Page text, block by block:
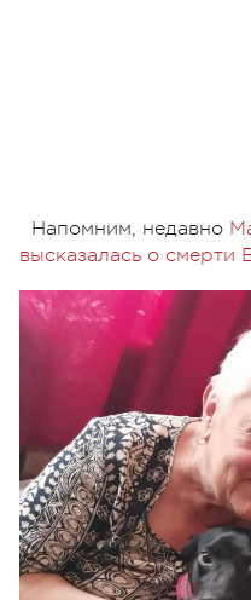
Напомним, недавно
высказалась о смерти